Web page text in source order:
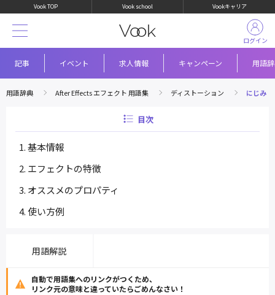
Vook TOP Vook school Vookキャリア
記事 イベント 求人情報 キャンペーン 用語
ログイン
用語辞典 After Effects エフェクト 用語集 ディストーション にじみ
目次
基本情報
エフェクトの特徴
オススメのプロパティ
使い方例
用語解説
自動で用語集へのリンクがつくため、
リンク元の意味と違っていたらごめんなさい！